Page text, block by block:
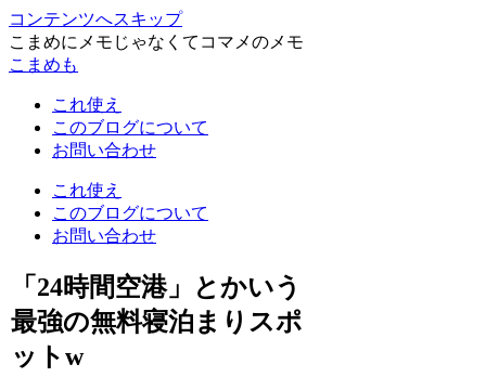
コンテンツへスキップ
こまめにメモじゃなくてコマメのメモ
こまめも
これ使え
このブログについて
お問い合わせ
これ使え
このブログについて
お問い合わせ
「24時間空港」とかいう
最強の無料寝泊まりスポ
ットw